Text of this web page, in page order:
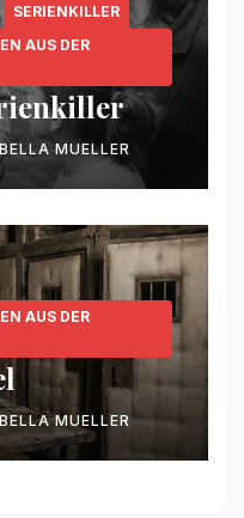
SERIENKILLER
AUS DER
MUELLER
AUS DER
MUELLER